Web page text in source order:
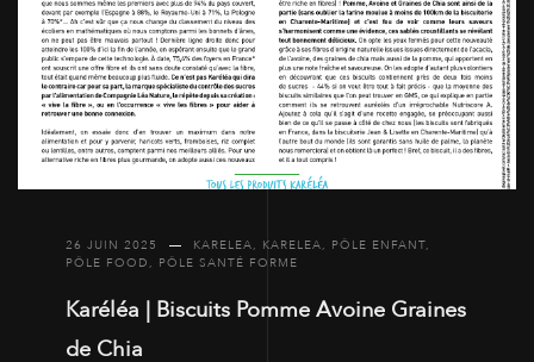
26 JUIN 2025 KARELEA, KARELEA, PÔLE ENFANT,
PÔLE FOOD, PÔLE SANTÉ FORME
Karéléa | Biscuits Pomme Avoine Graines
de Chia